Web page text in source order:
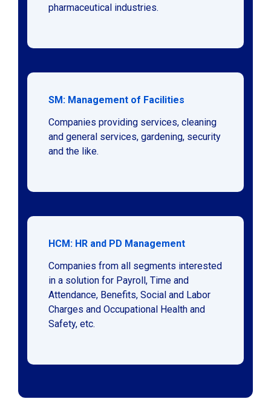
pharmaceutical industries.
SM: Management of Facilities
Companies providing services, cleaning
and general services, gardening, security
and the like.
HCM: HR and PD Management
Companies from all segments interested
in a solution for Payroll, Time and
Attendance, Benefits, Social and Labor
Charges and Occupational Health and
Safety, etc.